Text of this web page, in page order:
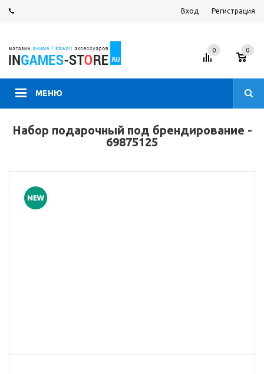
Вход Регистрация
МЕНЮ
0 0
Набор подарочный под брендирование -
69875125